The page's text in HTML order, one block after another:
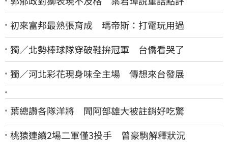
初來富邦最熟張育成 瑪帝斯：打電玩用過
獨／北勢棒球隊穿破鞋拚冠軍 台僑看哭了
獨／河北彩花現身味全主場 傳想來台發展
葉總讚各隊洋將 聞阿部雄大被註銷好吃驚
桃猿連續2場二軍僅3投手 曾豪駒解釋狀況